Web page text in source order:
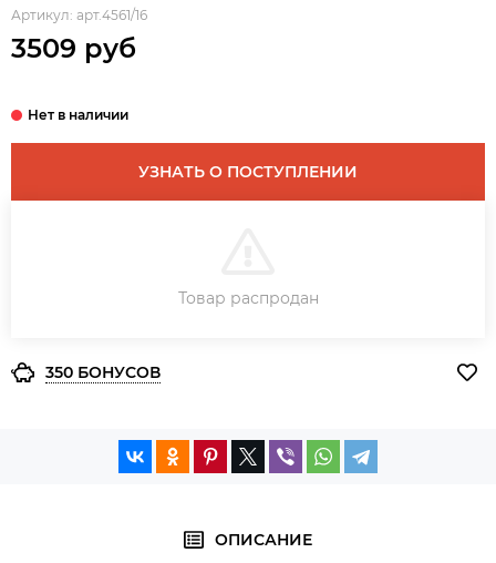
Артикул: арт.4561/16
3509 руб
УЗНАТЬ О ПОСТУПЛЕНИИ
ЗАКАЗ В ОДИН КЛИК
Товар распродан
350 БОНУСОВ
ОПИСАНИЕ